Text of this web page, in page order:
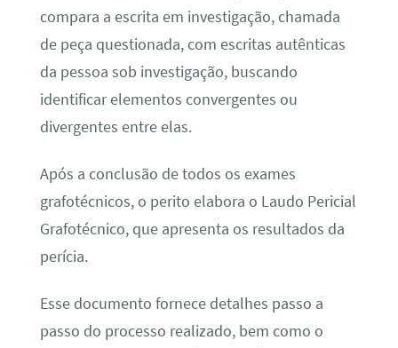
compara a escrita em investigação, chamada
de peça questionada, com escritas autênticas
da pessoa sob investigação, buscando
identificar elementos convergentes ou
divergentes entre elas.
Após a conclusão de todos os exames
grafotécnicos, o perito elabora o Laudo Pericial
Grafotécnico, que apresenta os resultados da
perícia.
Esse documento fornece detalhes passo a
passo do processo realizado, bem como o